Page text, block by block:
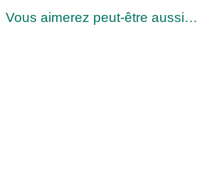
Vous aimerez peut-être aussi…